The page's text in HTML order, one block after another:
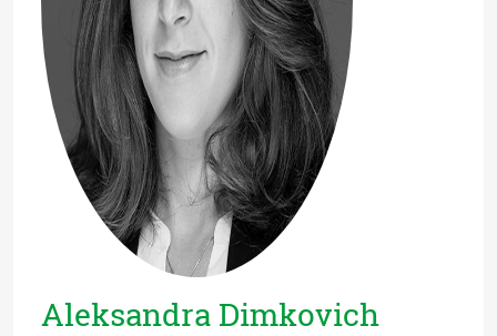
Aleksandra Dimkovich